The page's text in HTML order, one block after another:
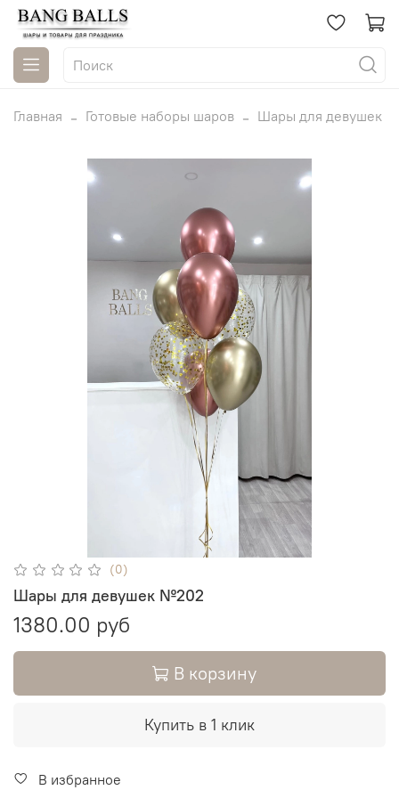
Главная Готовые наборы шаров Шары для девушек
(0)
Шары для девушек №202
1380.00 руб
В корзину
Купить в 1 клик
В избранное